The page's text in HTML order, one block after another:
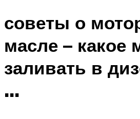
советы о
масле – какое
заливать в
…